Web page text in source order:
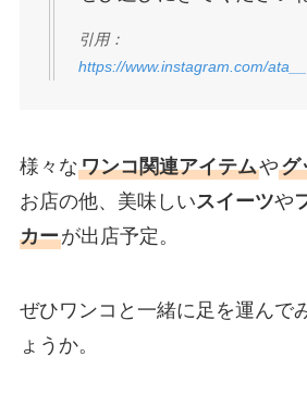
引用：
https://www.instagram.com/
様々なワンコ関連アイテムやグ
お店の他、美味しいスイーツや
カーが出店予定。
ぜひワンコと一緒に足を運んで
ょうか。